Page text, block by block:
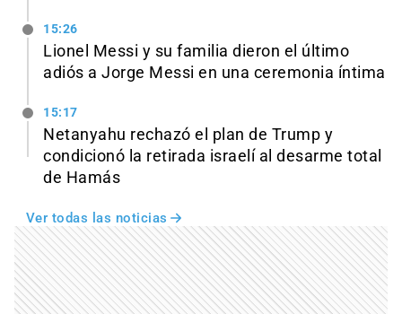
15:26
Lionel Messi y su familia dieron el último
adiós a Jorge Messi en una ceremonia íntima
15:17
Netanyahu rechazó el plan de Trump y
condicionó la retirada israelí al desarme total
de Hamás
Ver todas las noticias